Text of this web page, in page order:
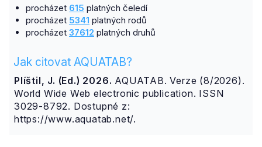
procházet 615 platných čeledí
procházet 5341 platných rodů
procházet 37612 platných druhů
Jak citovat AQUATAB?
Plíštil, J. (Ed.) 2026. AQUATAB. Verze (8/2026).
World Wide Web electronic publication. ISSN
3029-8792. Dostupné z:
https://www.aquatab.net/.